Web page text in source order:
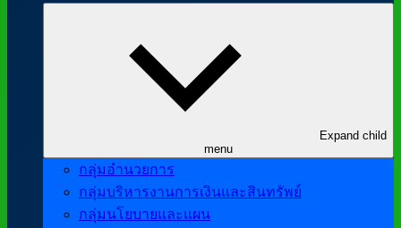
Expand child
menu
กลุ่มอำนวยการ
กลุ่มบริหารงานการเงินและสินทรัพย์
กลุ่มนโยบายและแผน